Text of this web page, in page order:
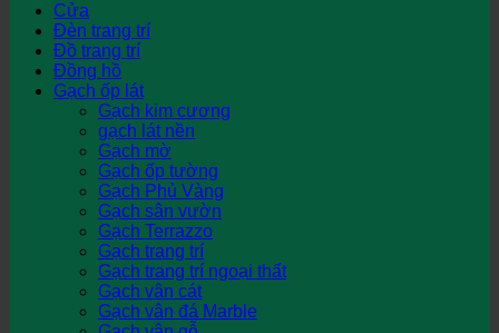
Cửa
Đèn trang trí
Đồ trang trí
Đồng hồ
Gạch ốp lát
Gạch kim cương
gạch lát nền
Gạch mờ
Gạch ốp tường
Gạch Phủ Vàng
Gạch sân vườn
Gạch Terrazzo
Gạch trang trí
Gạch trang trí ngoại thất
Gạch vân cát
Gạch vân đá Marble